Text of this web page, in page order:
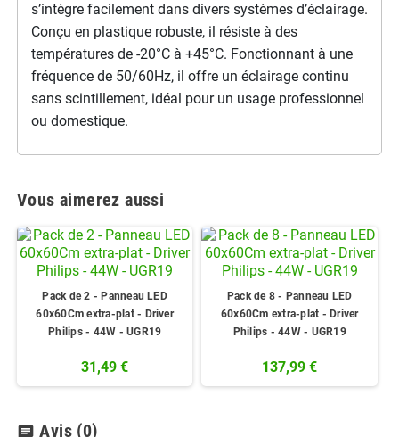
s’intègre facilement dans divers systèmes d’éclairage.
Conçu en plastique robuste, il résiste à des
températures de -20°C à +45°C. Fonctionnant à une
fréquence de 50/60Hz, il offre un éclairage continu
sans scintillement, idéal pour un usage professionnel
ou domestique.
Vous aimerez aussi
Pack de 2 - Panneau LED
60x60Cm extra-plat - Driver
Philips - 44W - UGR19
31,49 €
Pack de 8 - Panneau LED
60x60Cm extra-plat - Driver
Philips - 44W - UGR19
137,99 €
chat Avis (0)